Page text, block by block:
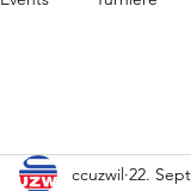
ccuzwil 22.